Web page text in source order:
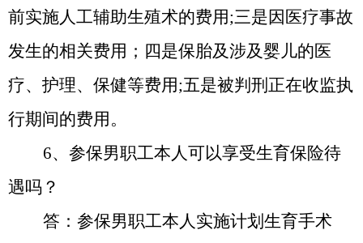
前实施人工辅助生殖术的费用;三是因医疗事故
发生的相关费用；四是保胎及涉及婴儿的医
疗、护理、保健等费用;五是被判刑正在收监执
行期间的费用。
6、 参保男职工本人可以享受生育保险待
遇吗？
答： 参保男职工本人实施计划生育手术